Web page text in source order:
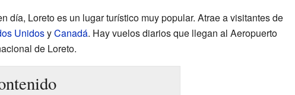
día, Loreto es un lugar turístico muy popular. Atrae a visitantes de
UnidosyCanadá. Hay vuelos diarios que llegan al Aeropuerto
de Loreto.